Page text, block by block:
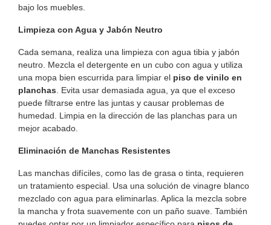
bajo los muebles.
Limpieza con Agua y Jabón Neutro
Cada semana, realiza una limpieza con agua tibia y jabón
neutro. Mezcla el detergente en un cubo con agua y utiliza
una mopa bien escurrida para limpiar el piso de vinilo en
planchas . Evita usar demasiada agua, ya que el exceso
puede filtrarse entre las juntas y causar problemas de
humedad. Limpia en la dirección de las planchas para un
mejor acabado.
Eliminación de Manchas Resistentes
Las manchas difíciles, como las de grasa o tinta, requieren
un tratamiento especial. Usa una solución de vinagre blanco
mezclado con agua para eliminarlas. Aplica la mezcla sobre
la mancha y frota suavemente con un paño suave. También